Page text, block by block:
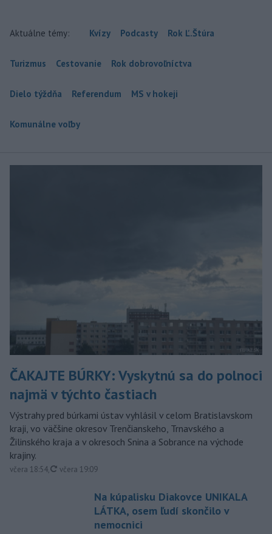
Aktuálne témy: Kvízy Podcasty Rok Ľ.Štúra
Turizmus Cestovanie Rok dobrovoľníctva
Dielo týždňa Referendum MS v hokeji
Komunálne voľby
ČAKAJTE BÚRKY: Vyskytnú sa do polnoci
najmä v týchto častiach
Výstrahy pred búrkami ústav vyhlásil v celom Bratislavskom
kraji, vo väčšine okresov Trenčianskeho, Trnavského a
Žilinského kraja a v okresoch Snina a Sobrance na východe
krajiny.
včera 18:54, aktualizované
včera 19:09
Na kúpalisku Diakovce UNIKALA
LÁTKA, osem ľudí skončilo v
nemocnici